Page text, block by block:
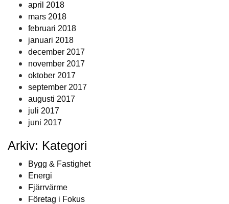
april 2018
mars 2018
februari 2018
januari 2018
december 2017
november 2017
oktober 2017
september 2017
augusti 2017
juli 2017
juni 2017
Arkiv: Kategori
Bygg & Fastighet
Energi
Fjärrvärme
Företag i Fokus